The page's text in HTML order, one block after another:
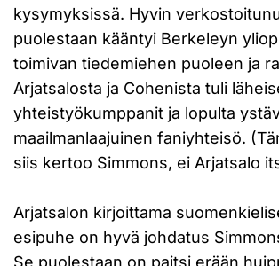
kysymyksissä. Hyvin
puolestaan kääntyi Berkeleyn
toimivan tiedemiehen puoleen ja
Arjatsalosta ja Cohenista tuli
yhteistyökumppanit ja lopulta
maailmanlaajuinen faniyhteisö.
siis kertoo Simmons, ei Arjatsalo
Arjatsalon kirjoittama
esipuhe on hyvä johdatus
Se puolestaan on paitsi erään